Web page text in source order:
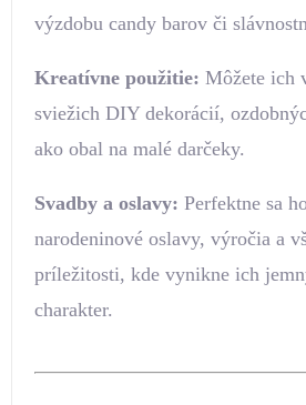
výzdobu candy barov či
Kreatívne použitie: Môžete ich
sviežich DIY dekorácií,
ako obal na malé darčeky.
Svadby a oslavy: Perfektne sa
narodeninové oslavy, výročia a
príležitosti, kde vynikne ich
charakter.